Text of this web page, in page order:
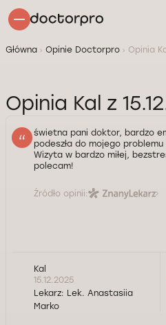
Główna Opinie Doctorpro Opinia
Opinia Kal z
świetna pani doktor, bardzo
podeszła do mojego problemu
Wizyta w bardzo miłej,
polecam!
Źródło opinii:
Kal
15.12.2025
Lekarz: Lek. Anastasiia
Marko